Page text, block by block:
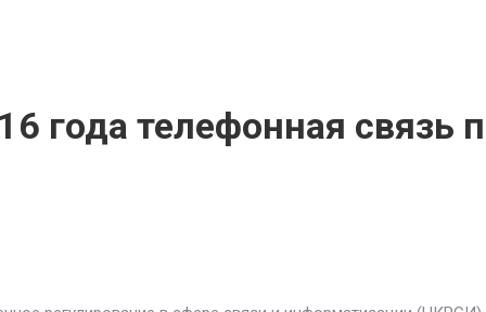
года телефонная связь